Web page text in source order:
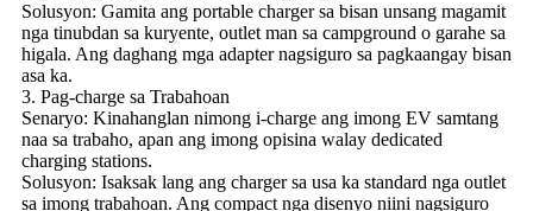
Solusyon: Gamita ang portable charger sa bisan unsang magamit
nga tinubdan sa kuryente, outlet man sa campground o garahe sa
higala. Ang daghang mga adapter nagsiguro sa pagkaangay bisan
asa ka.
3. Pag-charge sa Trabahoan
Senaryo: Kinahanglan nimong i-charge ang imong EV samtang
naa sa trabaho, apan ang imong opisina walay dedicated
charging stations.
Solusyon: Isaksak lang ang charger sa usa ka standard nga outlet
sa imong trabahoan. Ang compact nga disenyo niini nagsiguro